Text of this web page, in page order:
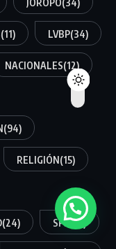
JOROPO(34)
(11) LVBP(34)
NACIONALES(12)
(94)
RELIGIÓN(15)
(24) SPB(10)